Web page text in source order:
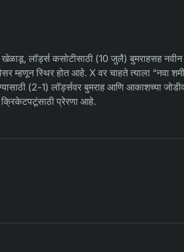
लॉर्ड्स कसोटीसाठी (10 जुलै) बुमराहसह
स्थिर होत आहे. X वर चाहते त्याला “नवा
(2-1) लॉर्ड्सवर बुमराह आणि आकाशच्या
प्रेरणा आहे.